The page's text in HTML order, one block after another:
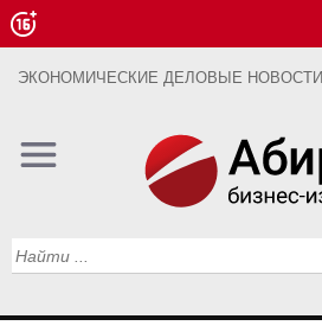
ЭКОНОМИЧЕСКИЕ ДЕЛОВЫЕ НОВОСТИ